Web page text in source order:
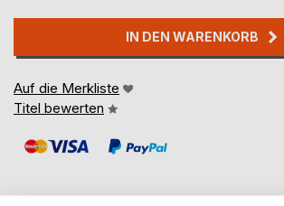
IN DEN WARENKORB
Auf die Merkliste
Titel bewerten